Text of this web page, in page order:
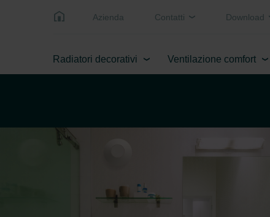
Azienda Contatti Download
Radiatori decorativi Ventilazione comfort